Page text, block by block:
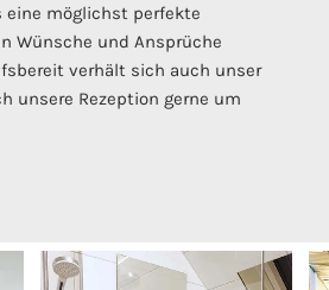
eine möglichst perfekte
Wünsche und Ansprüche
verhält sich auch unser
unsere Rezeption gerne um